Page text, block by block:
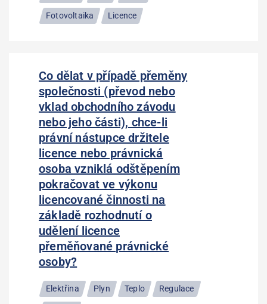
Fotovoltaika Licence
Co dělat v případě přeměny
společnosti (převod nebo
vklad obchodního závodu
nebo jeho části), chce-li
právní nástupce držitele
licence nebo právnická
osoba vzniklá odštěpením
pokračovat ve výkonu
licencované činnosti na
základě rozhodnutí o
udělení licence
přeměňované právnické
osoby?
Elektřina Plyn Teplo Regulace